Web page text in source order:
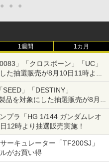
● ● ●
1週間 1カ月
」「クロスボーン」「UC」
た抽選販売が8月10日11時より
」「DESTINY」
品を対象にした抽選販売が8月
プラ「HG 1/144 ガンダムレオ
12時より抽選販売実施！
ーキュレーター「TF200SJ」
がお買い得